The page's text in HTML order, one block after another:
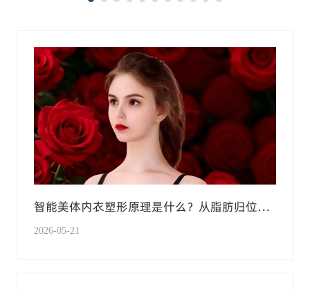
智能美体内衣塑形原理是什么？从脂肪归位到
力学支撑的解析
2026-05-21